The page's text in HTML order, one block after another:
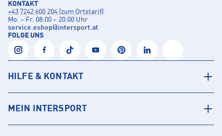
KONTAKT
+43 7242 600 204 (zum Ortstarif)
Mo. – Fr. 08:00 – 20:00 Uhr
service.eshop@intersport.at
FOLGE UNS
HILFE & KONTAKT
MEIN INTERSPORT